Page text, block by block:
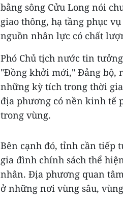
bằng sông Cửu Long nói
giao thông, hạ tầng phục
nguồn nhân lực có chất
Phó Chủ tịch nước tin
"Đồng khởi mới," Đảng bộ,
những kỳ tích trong thời
địa phương có nền kinh tế
trong vùng.
Bên cạnh đó, tỉnh cần tiếp
gia đình chính sách thể
nhân. Địa phương quan
ở những nơi vùng sâu,